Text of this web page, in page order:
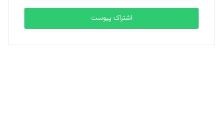
بابک نقاش
تحریریه
اشتراک پیوست